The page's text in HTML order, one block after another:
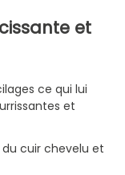
et
ce qui lui
et
cuir chevelu et